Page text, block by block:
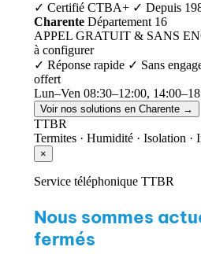
✓ Certifié CTBA+ ✓ Depuis
Charente Département 16
APPEL GRATUIT & SANS
à configurer
✓ Réponse rapide ✓ Sans
offert
Lun–Ven 08:30–12:00,
Voir nos solutions en Charente →
TTBR
Termites · Humidité · Isolation ·
×
Service téléphonique TTBR
Nous sommes
fermés